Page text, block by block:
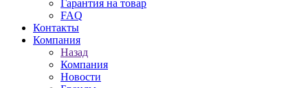
Гарантия на товар
FAQ
Контакты
Компания
Назад
Компания
Новости